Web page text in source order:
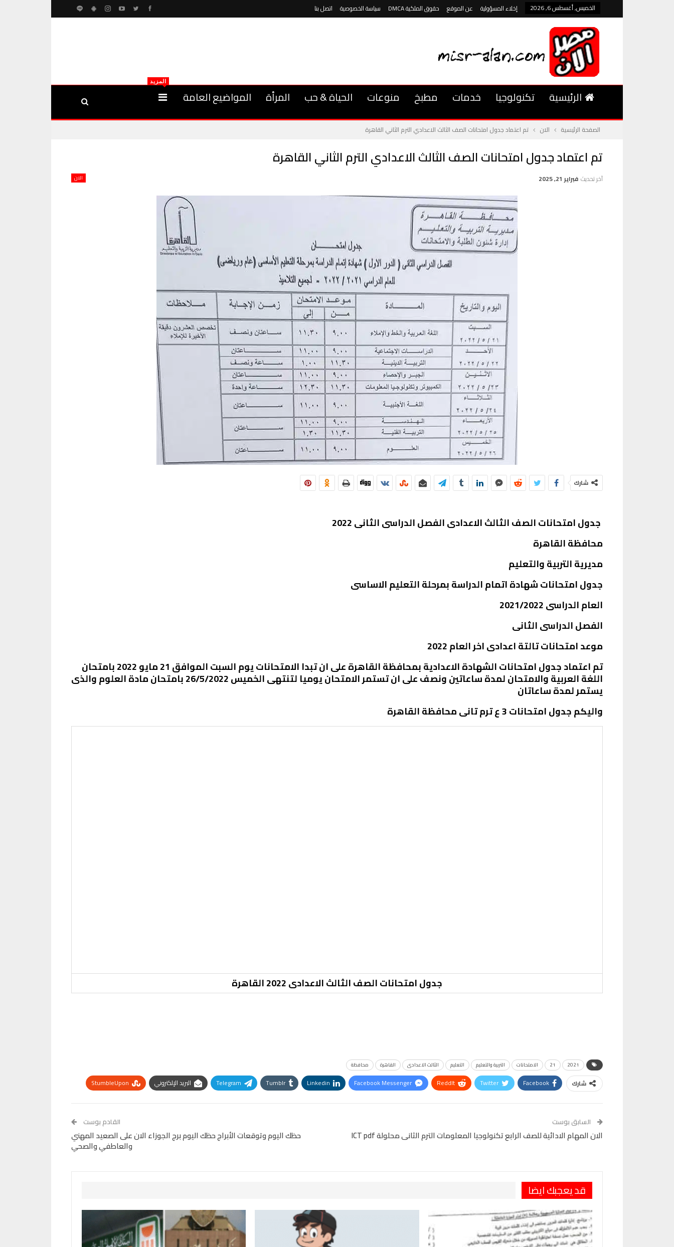
الخميس, أغسطس 6, 2026 إخلاء المسؤولية عن الموقع حقوق الملكية DMCA سياسة الخصوصية اتصل بنا
الرئيسية تكنولوجيا خدمات مطبخ منوعات الحياة & حب المرأة المواضيع العامة
المزيد
الصفحة الرئيسية الان تم اعتماد جدول امتحانات الصف الثالث الاعدادي الترم الثاني القاهرة
تم اعتماد جدول امتحانات الصف الثالث الاعدادي الترم الثاني القاهرة
الان آخر تحديث فبراير 21, 2025
شارك
جدول امتحانات الصف الثالث الاعدادى الفصل الدراسى الثانى 2022
محافظة القاهرة
مديرية التربية والتعليم
جدول امتحانات شهادة اتمام الدراسة بمرحلة التعليم الاساسى
العام الدراسى 2021/2022
الفصل الدراسى الثانى
موعد امتحانات تالتة اعدادى اخر العام 2022
تم اعتماد جدول امتحانات الشهادة الاعدادية بمحافظة القاهرة على ان تبدا الامتحانات يوم السبت الموافق 21 مايو 2022 بامتحان
اللغة العربية والامتحان لمدة ساعاتين ونصف على ان تستمر الامتحان يوميا لتنتهى الخميس 26/5/2022 بامتحان مادة العلوم والذى
يستمر لمدة ساعاتان
واليكم جدول امتحانات 3 ع ترم تانى محافظة القاهرة
جدول امتحانات الصف الثالث الاعدادى 2022 القاهرة
2021
21 الامتحانات التربية والتعليم التعليم الثالث الاعدادى القاهرة محافظة
شارك Facebook
Twitter
ReddIt
Facebook Messenger
Linkedin
Tumblr
Telegram البريد الإلكتروني
StumbleUpon
السابق بوست
الان المهام الادائية للصف الرابع تكنولوجيا المعلومات الترم الثانى محلولة ICT pdf
القادم بوست
حظك اليوم وتوقعات الأبراج حظك اليوم برج الجوزاء الان على الصعيد المهني
والعاطفي والصحي
قد يعجبك ايضا